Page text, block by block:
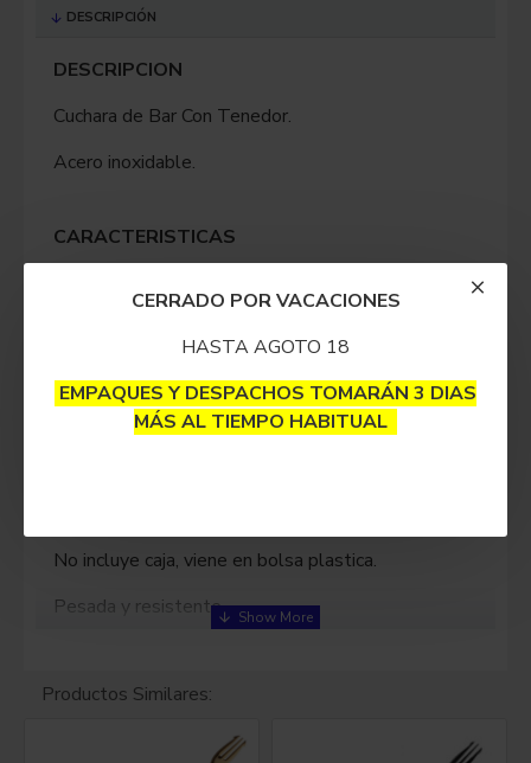
CERRADO POR VACACIONES
HASTA AGOTO 18
EMPAQUES Y DESPACHOS TOMARÁN 3 DIAS
MÁS AL TIEMPO HABITUAL
DESCRIPCIÓN
DESCRIPCION
Cuchara de Bar Con Tenedor.
Acero inoxidable.
CARACTERISTICAS
Diseñado con balance ideal para un óptimo control.
COMO SE USA
No requiere uso especial.
No incluye caja, viene en bolsa plastica.
Pesada y resistente.
Productos Similares: